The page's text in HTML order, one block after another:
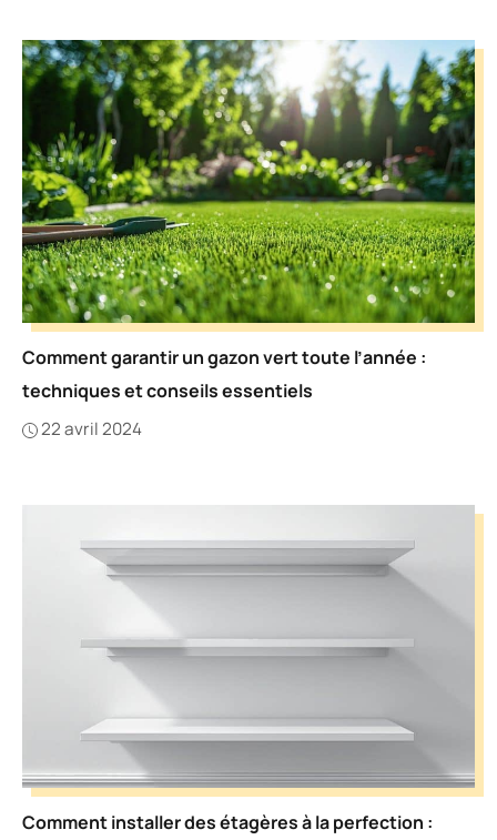
Comment garantir un gazon vert toute l’année :
techniques et conseils essentiels
22 avril 2024
Comment installer des étagères à la perfection :